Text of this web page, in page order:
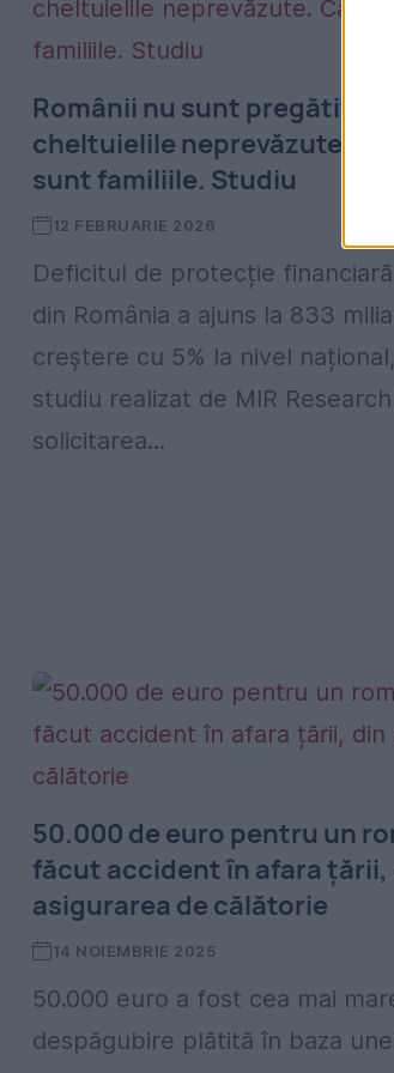
Românii nu sunt pregătiți
cheltuielile neprevăzute.
sunt familiile. Studiu
12 FEBRUARIE 2026
Deficitul de protecție
din România a ajuns la 833
creștere cu 5% la nivel
studiu realizat de MIR
solicitarea...
50.000 de euro pentru un
făcut accident în afara țării,
asigurarea de călătorie
14 NOIEMBRIE 2025
50.000 euro a fost cea mai
despăgubire plătită în baza